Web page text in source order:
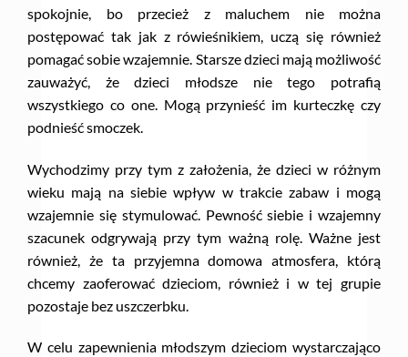
spokojnie, bo przecież z maluchem nie można
postępować tak jak z rówieśnikiem, uczą się również
pomagać sobie wzajemnie. Starsze dzieci mają możliwość
zauważyć, że dzieci młodsze nie tego potrafią
wszystkiego co one. Mogą przynieść im kurteczkę czy
podnieść smoczek.
Wychodzimy przy tym z założenia, że dzieci w różnym
wieku mają na siebie wpływ w trakcie zabaw i mogą
wzajemnie się stymulować. Pewność siebie i wzajemny
szacunek odgrywają przy tym ważną rolę. Ważne jest
również, że ta przyjemna domowa atmosfera, którą
chcemy zaoferować dzieciom, również i w tej grupie
pozostaje bez uszczerbku.
W celu zapewnienia młodszym dzieciom wystarczająco